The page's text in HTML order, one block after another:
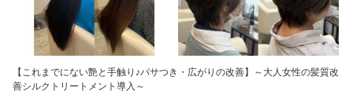
【これまでにない艶と手触り♪パサつき・広がりの改善】～大人女性の髪質改
善シルクトリートメント導入～